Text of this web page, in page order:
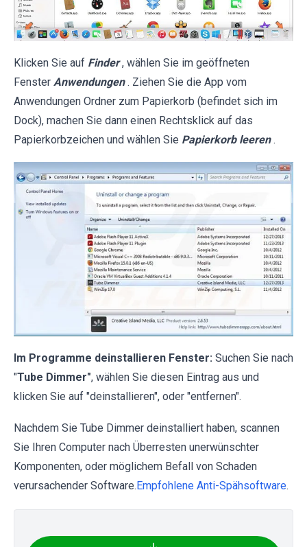
Klicken Sie auf Finder , wählen Sie im geöffneten
Fenster Anwendungen . Ziehen Sie die App vom
Anwendungen Ordner zum Papierkorb (befindet sich im
Dock), machen Sie dann einen Rechtsklick auf das
Papierkorbzeichen und wählen Sie Papierkorb leeren .
Im Programme deinstallieren Fenster: Suchen Sie nach
"Tube Dimmer", wählen Sie diesen Eintrag aus und
klicken Sie auf "deinstallieren", oder "entfernen".
Nachdem Sie Tube Dimmer deinstalliert haben, scannen
Sie Ihren Computer nach Überresten unerwünschter
Komponenten, oder möglichem Befall von Schaden
verursachender Software.Empfohlene Anti-Spähsoftware.